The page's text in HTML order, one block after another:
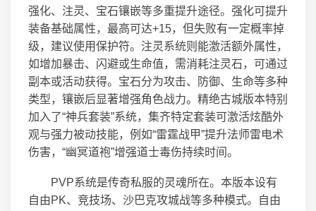
强化、注灵、宝石镶嵌等多重提升途径。强化可提升
装备基础属性，最高可达+15，但失败有一定概率掉
级，建议使用保护符。注灵系统则能激活额外属性，
如增加暴击、闪避或生命值，需消耗注灵石，可通过
副本或活动获得。宝石分为攻击、防御、生命等多种
类型，镶嵌后显著增强角色战力。精绝古城版本特别
加入了“神兵套装”系统，集齐特定套装可激活炫酷外
观与强力被动技能，例如“雷霆战甲”提升法师雷电术
伤害，“幽冥道袍”增强道士毒伤持续时间。
PVP系统是传奇私服的灵魂所在。本版本设有
自由PK、竞技场、沙巴克攻城战等多种模式。自由